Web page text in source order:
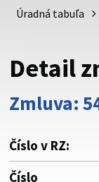
psk.sk.
Buďte pozorní a
cez
vždy začína
Úradná tabuľa
Detail
Zmluva:
Číslo v RZ:
Číslo